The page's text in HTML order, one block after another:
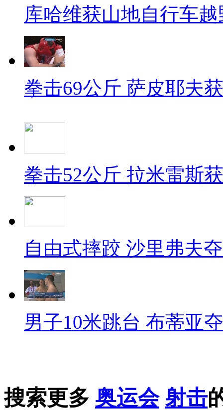
库哈维获山地自行车
拳击69公斤 萨皮耶夫
拳击52公斤 拉米雷斯
自由式摔跤 沙里弗夫
男子10米跳台 布蒂亚
搜索更多 奥运会 射击